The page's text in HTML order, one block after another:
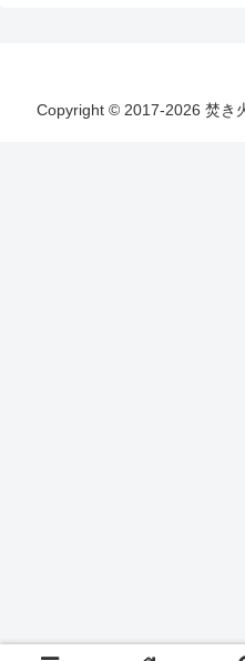
Copyright © 2017-2026 焚き